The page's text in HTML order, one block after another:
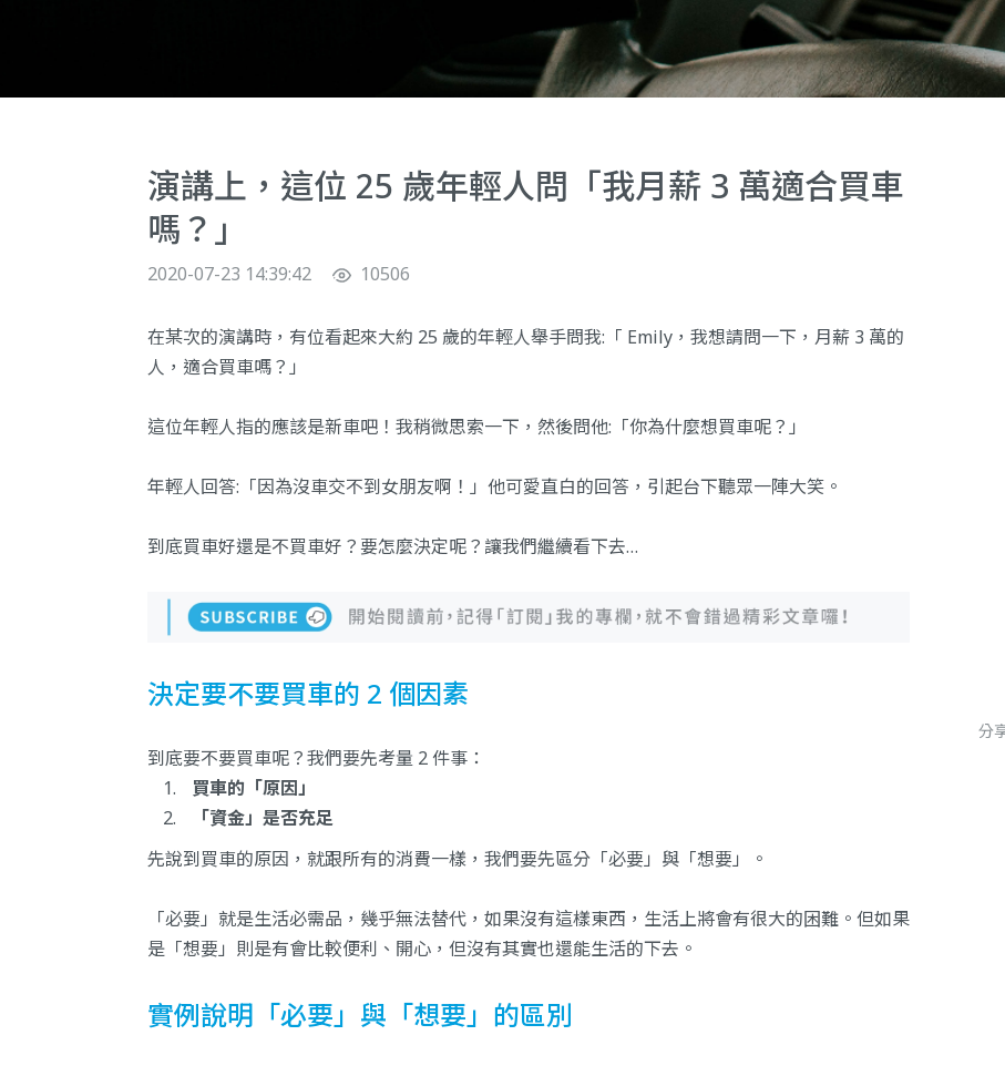
演講上，這位 25 歲年輕人問「我月薪 3 萬適合買車
嗎？」
2020-07-23 14:39:42 10506
在某次的演講時，有位看起來大約 25 歲的年輕人舉手問我:「 Emily，我想請問一下，月薪 3 萬的
人，適合買車嗎？」
這位年輕人指的應該是新車吧！我稍微思索一下，然後問他:「你為什麼想買車呢？」
年輕人回答:「因為沒車交不到女朋友啊！」他可愛直白的回答，引起台下聽眾一陣大笑。
到底買車好還是不買車好？要怎麼決定呢？讓我們繼續看下去…
決定要不要買車的 2 個因素
到底要不要買車呢？我們要先考量 2 件事：
買車的「原因」
「資金」是否充足
先說到買車的原因，就跟所有的消費一樣，我們要先區分「必要」與「想要」。
「必要」就是生活必需品，幾乎無法替代，如果沒有這樣東西，生活上將會有很大的困難。但如果
是「想要」則是有會比較便利、開心，但沒有其實也還能生活的下去。
實例說明「必要」與「想要」的區別
分